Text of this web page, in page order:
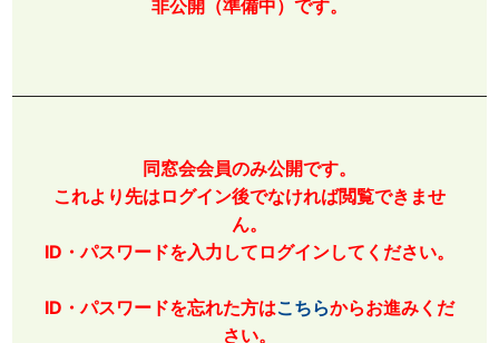
非公開（準備中）です。
同窓会会員のみ公開です。
これより先はログイン後でなければ閲覧できませ
ん。
ID・パスワードを入力してログインしてください。
ID・パスワードを忘れた方はこちらからお進みくだ
さい。